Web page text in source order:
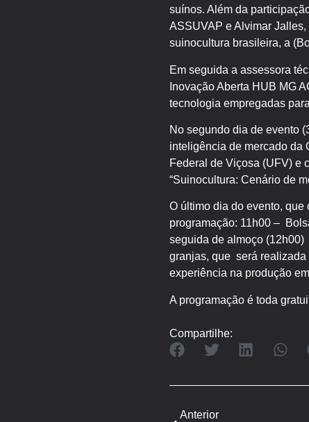
suínos. Além da
ASSUVAP e Alvimar
suinocultura brasileira, a
Em seguida a assessora
Inovação Aberta HUB MG
tecnologia empregadas
No segundo dia de evento
inteligência de mercado da
Federal de Viçosa (UFV) e
“Suinocultura: Cenário de
O último dia do evento, que
programação: 11h00 –
seguida de almoço (12h00)
granjas, que será realizada
experiência na produção
A programação é toda
Compartilhe:
Anterior